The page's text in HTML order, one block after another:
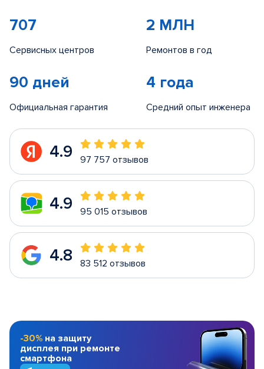
707
Сервисных центров
2 МЛН
Ремонтов в год
90 дней
Официальная гарантия
4 года
Средний опыт инженера
4.9 97 757 отзывов
4.9 95 015 отзывов
4.8 83 512 отзывов
-30% на защиту
дисплея при ремонте
смартфона